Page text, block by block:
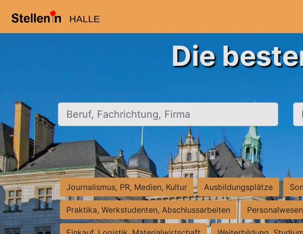
HALLE
Die
Beruf, Fachrichtung, Firma
Journalismus, PR, Medien, Kultur Ausbildungsplätze
Praktika, Werkstudenten, Abschlussarbeiten Personalwesen